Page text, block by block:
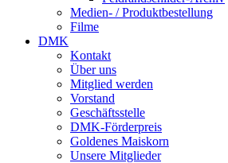
Medien- / Produktbestellung
Filme
DMK
Kontakt
Über uns
Mitglied werden
Vorstand
Geschäftsstelle
DMK-Förderpreis
Goldenes Maiskorn
Unsere Mitglieder